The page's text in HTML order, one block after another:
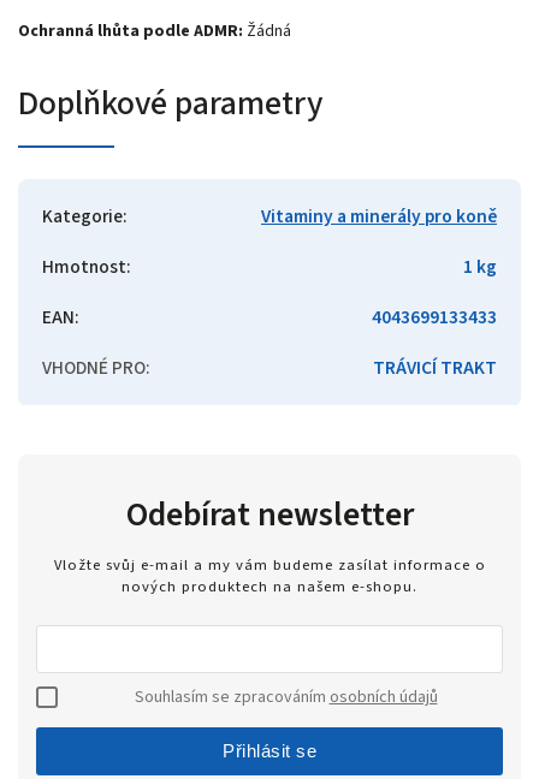
Ochranná lhůta podle ADMR: Žádná
Doplňkové parametry
Kategorie:
Vitaminy a minerály pro koně
Hmotnost:
1 kg
EAN:
4043699133433
VHODNÉ PRO: TRÁVICÍ TRAKT
Odebírat newsletter
Vložte svůj e-mail a my vám budeme zasílat informace o
nových produktech na našem e-shopu.
Souhlasím se zpracováním osobních údajů
Přihlásit se